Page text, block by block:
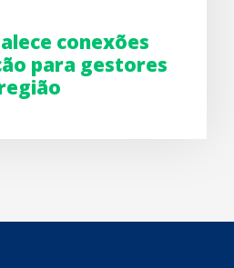
conexões
para gestores